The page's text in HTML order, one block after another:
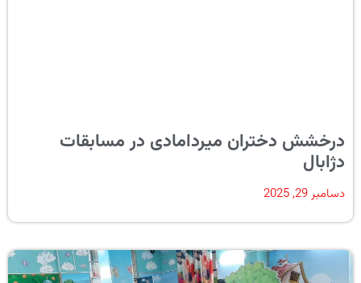
درخشش دختران میردامادی در مسابقات
دژابال
دسامبر 29, 2025